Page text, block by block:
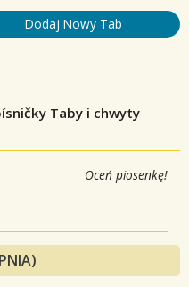
Dodaj Nowy Tab
Taby i chwyty
Oceń piosenkę!